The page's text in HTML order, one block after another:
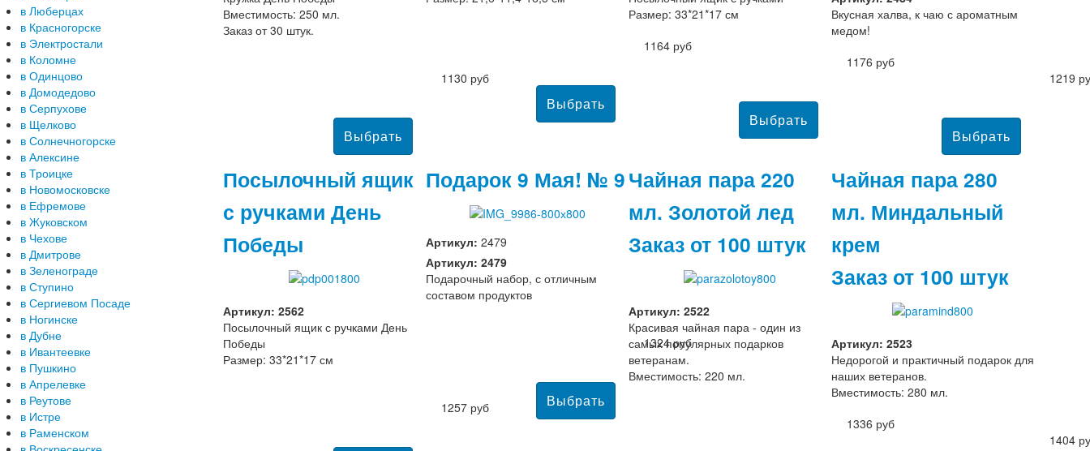
Вместимость: 250 мл.
Заказ от 30 штук.
1130 руб
1164 руб
Размер: 33*21*17 см
1176 руб
Вкусная халва, к чаю с ароматным
медом!
1219
Посылочный ящик
с ручками День
Победы
Артикул: 2562
Посылочный ящик с ручками День
Победы
Размер: 33*21*17 см
1257 руб
Подарок 9 Мая! № 9
Артикул: 2479
Артикул: 2479
Подарочный набор, с отличным
составом продуктов
1324 руб
Чайная пара 220
мл. Золотой лед
Заказ от 100 штук
Артикул: 2522
Красивая чайная пара - один из
самых популярных подарков
ветеранам.
Вместимость: 220 мл.
1336 руб
Чайная пара 280
мл. Миндальный
крем
Заказ от 100 штук
Артикул: 2523
Недорогой и практичный подарок для
наших ветеранов.
Вместимость: 280 мл.
1404
в Люберцах
в Красногорске
в Электростали
в Коломне
в Одинцово
в Домодедово
в Серпухове
в Щелково
в Солнечногорске
в Алексине
в Троицке
в Новомосковске
в Ефремове
в Жуковском
в Чехове
в Дмитрове
в Зеленограде
в Ступино
в Сергиевом Посаде
в Ногинске
в Дубне
в Ивантеевке
в Пушкино
в Апрелевке
в Реутове
в Истре
в Раменском